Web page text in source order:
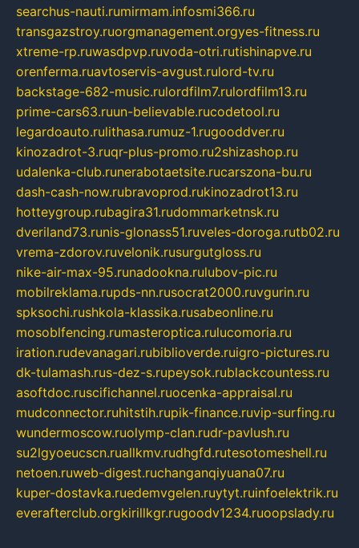
searchus-nauti.rumirmam.infosmi366.ru
transgazstroy.ruorgmanagement.orgyes-fitness.ru
xtreme-rp.ruwasdpvp.ruvoda-otri.rutishinapve.ru
orenferma.ruavtoservis-avgust.rulord-tv.ru
backstage-682-music.rulordfilm7.rulordfilm13.ru
prime-cars63.ruun-believable.rucodetool.ru
legardoauto.rulithasa.rumuz-1.rugooddver.ru
kinozadrot-3.ruqr-plus-promo.ru2shizashop.ru
udalenka-club.runerabotaetsite.rucarszona-bu.ru
dash-cash-now.rubravoprod.rukinozadrot13.ru
hotteygroup.rubagira31.rudommarketnsk.ru
dveriland73.runis-glonass51.ruveles-doroga.rutb02.ru
vrema-zdorov.ruvelonik.rusurgutgloss.ru
nike-air-max-95.runadookna.rulubov-pic.ru
mobilreklama.rupds-nn.rusocrat2000.ruvgurin.ru
spksochi.rushkola-klassika.rusabeonline.ru
mosoblfencing.rumasteroptica.rulucomoria.ru
iration.rudevanagari.rubiblioverde.ruigro-pictures.ru
dk-tulamash.rus-dez-s.rupeysok.rublackcountess.ru
asoftdoc.ruscifichannel.ruocenka-appraisal.ru
mudconnector.ruhitstih.rupik-finance.ruvip-surfing.ru
wundermoscow.ruolymp-clan.rudr-pavlush.ru
su2lgyoeucscn.ruallkmv.rudhgfd.rutesotomeshell.ru
netoen.ruweb-digest.ruchanganqiyuana07.ru
kuper-dostavka.ruedemvgelen.ruytyt.ruinfoelektrik.ru
everafterclub.orgkirillkgr.rugoodv1234.ruoopslady.ru